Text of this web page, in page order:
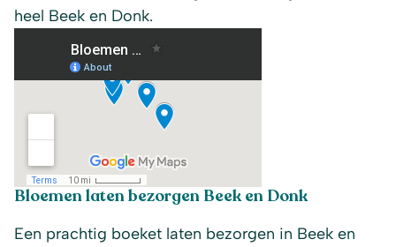
heel Beek en Donk.
Bloemen laten bezorgen Beek en Donk
Een prachtig boeket laten bezorgen in Beek en